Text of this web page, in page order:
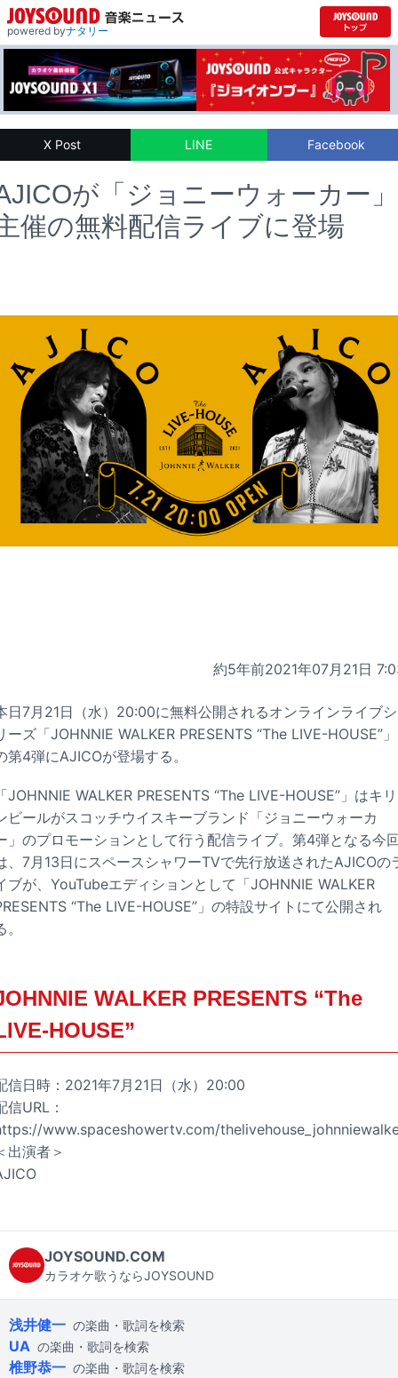
powered byナタリー
X Post LINE Facebook
が「ジョニーウォーカー」
催の無料配信ライブに登場
約5年前2021年07月21日
日7月21日（水）20:00に無料公開されるオンラインライブシ
ーズ「JOHNNIE WALKER PRESENTS “The LIVE-HOUSE”」
第4弾にAJICOが登場する。
JOHNNIE WALKER PRESENTS “The LIVE-HOUSE”」はキリ
ビールがスコッチウイスキーブランド「ジョニーウォーカ
」のプロモーションとして行う配信ライブ。第4弾となる今
、7月13日にスペースシャワーTVで先行放送されたAJICOの
ブが、YouTubeエディションとして「JOHNNIE WALKER
“The LIVE-HOUSE”」の特設サイトにて公開され
。
WALKER PRESENTS “The
HOUSE”
信日時：2021年7月21日（水）20:00
信URL：
www.spaceshowertv.com/
出演者＞
JOYSOUND.COM
カラオケ歌うならJOYSOUND
浅井健一 の楽曲・歌詞を検索
UA の楽曲・歌詞を検索
椎野恭一 の楽曲・歌詞を検索